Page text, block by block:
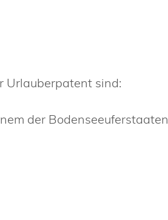
Urlauberpatent sind:
der Bodenseeuferstaaten